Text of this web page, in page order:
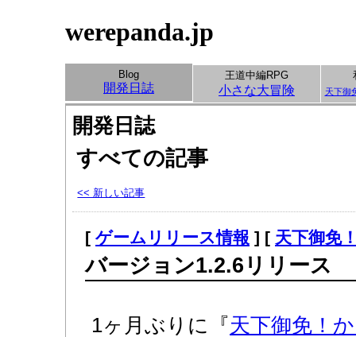
werepanda.jp
Blog
開発日誌
王道中編RPG
小さな大冒険 天下御
開発日誌
すべての記事
<< 新しい記事
[ ゲームリリース情報 ] [ 天下御免
バージョン1.2.6リリース
1ヶ月ぶりに『天下御免！